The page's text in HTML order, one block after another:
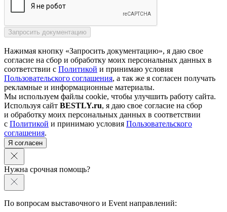
Нажимая кнопку «Запросить документацию», я даю свое
согласие на сбор и обработку моих персональных данных в
соответствии с Политикой и принимаю условия
Пользовательского соглашения, а так же я согласен получать
рекламные и информационные материалы.
Мы используем файлы cookie, чтобы улучшить работу сайта.
Используя сайт BESTLY.ru, я даю свое согласие на сбор
и обработку моих персональных данных в соответствии
с Политикой и принимаю условия Пользовательского
соглашения.
Я согласен
Нужна срочная помощь?
По вопросам выставочного и Event направлений: